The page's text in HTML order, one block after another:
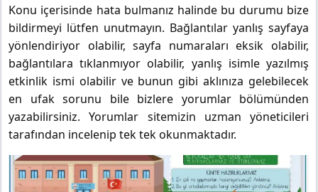
Konu içerisinde hata bulmanız halinde bu durumu bize
bildirmeyi lütfen unutmayın. Bağlantılar yanlış sayfaya
yönlendiriyor olabilir, sayfa numaraları eksik olabilir,
bağlantılara tıklanmıyor olabilir, yanlış isimle yazılmış
etkinlik ismi olabilir ve bunun gibi aklınıza gelebilecek
en ufak sorunu bile bizlere yorumlar bölümünden
yazabilirsiniz. Yorumlar sitemizin uzman yöneticileri
tarafından incelenip tek tek okunmaktadır.